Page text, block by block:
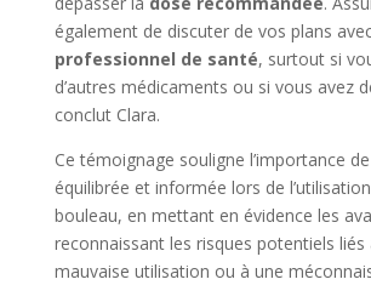
également de discuter de vos plans
professionnel de santé, surtout si
d’autres médicaments ou si vous avez
conclut Clara.
Ce témoignage souligne l’importance de
équilibrée et informée lors de
bouleau, en mettant en évidence les
reconnaissant les risques potentiels liés
mauvaise utilisation ou à une